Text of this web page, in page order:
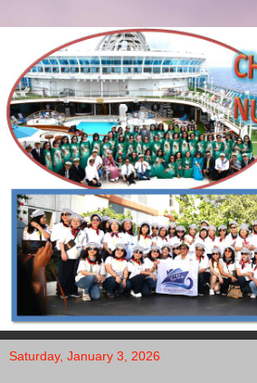
Saturday, January 3, 2026